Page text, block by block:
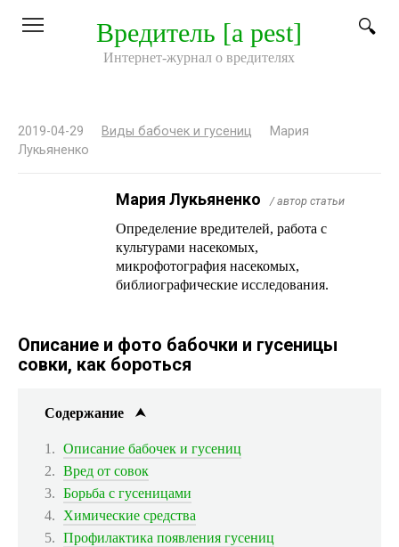
Вредитель [a pest]
Интернет-журнал о вредителях
2019-04-29 Виды бабочек и гусениц
Мария
Лукьяненко
Мария Лукьяненко / автор статьи
Определение вредителей, работа с
культурами насекомых,
микрофотография насекомых,
библиографические исследования.
Описание и фото бабочки и гусеницы
совки, как бороться
Содержание
Описание бабочек и гусениц
Вред от совок
Борьба с гусеницами
Химические средства
Профилактика появления гусениц